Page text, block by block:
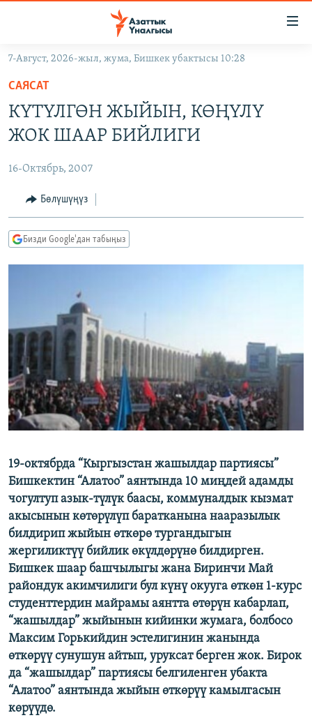
Навигацияга
өтүңүз
Издөөгө
салыңыз
ЭКОНОМИКА
МАДАНИЯТ
БОРБОР АЗИЯ
АТАЙЫН ИЛИКТӨӨ
ТВ ПРОГРАММАЛАР
ЭКСПЕРТТЕР ТАЛДАЙТ
ЭЖЕ-СИҢДИЛЕР
АЗАТТЫК+
ЫҢГАЙСЫЗ СУРООЛОР
ӨЗГӨЧӨ ПИКИР
ОНЛАЙН ШЕРИНЕ
ЭЕ/АРнун бардык сайттары
7-Август, 2026-жыл, жума, Бишкек убактысы 10:28
САЯСАТ
КҮТҮЛГӨН ЖЫЙЫН, КӨҢҮЛҮ
ЖОК ШААР БИЙЛИГИ
16-Октябрь, 2007
Бөлүшүңүз
Бизди Google'дан табыңыз
19-октябрда “Кыргызстан жашылдар партиясы”
Бишкектин “Алатоо” аянтында 10 миңдей адамды
чогултуп азык-түлүк баасы, коммуналдык кызмат
акысынын көтөрүлүп баратканына нааразылык
билдирип жыйын өткөрө тургандыгын
жергиликтүү бийлик өкүлдөрүнө билдирген.
Бишкек шаар башчылыгы жана Биринчи Май
райондук акимчилиги бул күнү окууга өткөн 1-курс
студенттердин майрамы аянтта өтөрүн кабарлап,
“жашылдар” жыйынын кийинки жумага, болбосо
Максим Горькийдин эстелигинин жанында
өткөрүү сунушун айтып, уруксат берген жок. Бирок
да “жашылдар” партиясы белгиленген убакта
“Алатоо” аянтында жыйын өткөрүү камылгасын
көрүүдө.